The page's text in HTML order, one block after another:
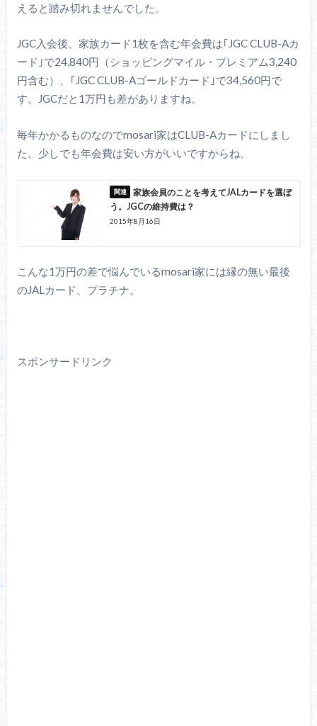
えると踏み切れませんでした。
JGC入会後、家族カード1枚を含む年会費は｢JGC CLUB-Aカ
ード｣で24,840円（ショッピングマイル・プレミアム3,240
円含む）、｢JGC CLUB-Aゴールドカード｣で34,560円で
す。JGCだと1万円も差がありますね。
毎年かかるものなのでmosari家はCLUB-Aカードにしまし
た。少しでも年会費は安い方がいいですからね。
家族会員のことを考えてJALカードを選ぼ
う。JGCの維持費は？
2015年8月16日
こんな1万円の差で悩んでいるmosari家には縁の無い最後
のJALカード、プラチナ。
スポンサードリンク